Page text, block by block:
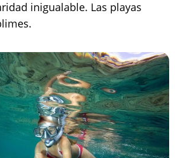
inigualable. Las playas